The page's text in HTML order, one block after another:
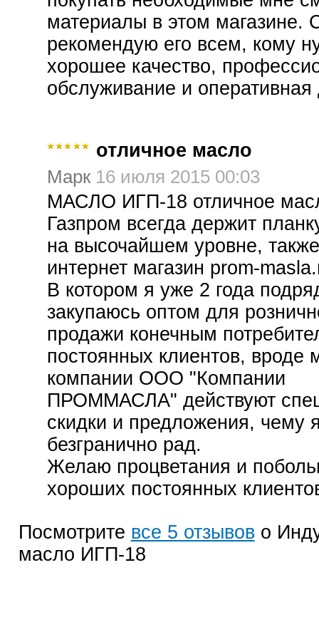
материалы в этом магазине.
рекомендую его всем, кому
хорошее качество,
обслуживание и оперативная
отличное масло
Марк 16 июля 2015 00:03
МАСЛО ИГП-18 отличное
Газпром всегда держит
на высочайшем уровне,
интернет магазин prom-
В котором я уже 2 года
закупаюсь оптом для
продажи конечным
постоянных клиентов, вроде
компании ООО "Компании
ПРОММАСЛА" действуют
скидки и предложения, чему
безгранично рад.
Желаю процветания и
хороших постоянных
Посмотрите все 5 отзывово
масло ИГП-18